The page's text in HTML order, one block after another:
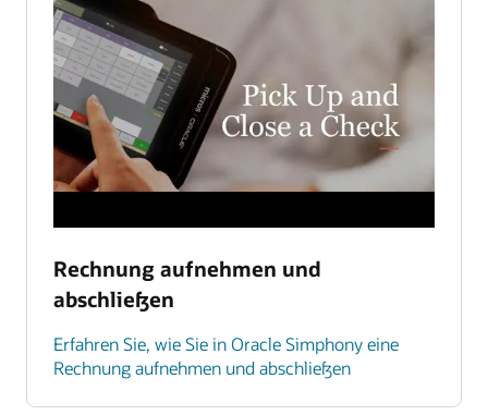
Rechnung aufnehmen und
abschließen
Erfahren Sie, wie Sie in Oracle Simphony eine
Rechnung aufnehmen und abschließen